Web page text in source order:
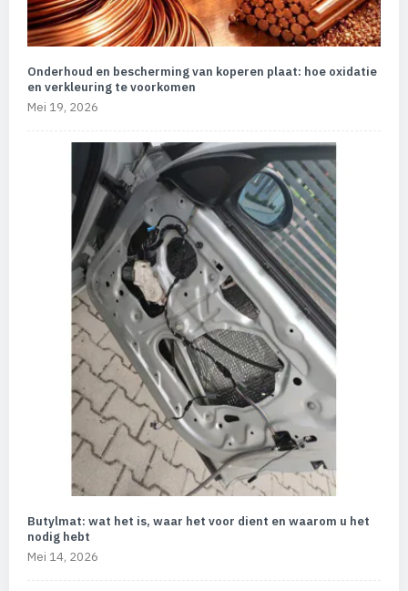
Onderhoud en bescherming van koperen plaat: hoe oxidatie
en verkleuring te voorkomen
Mei 19, 2026
Butylmat: wat het is, waar het voor dient en waarom u het
nodig hebt
Mei 14, 2026